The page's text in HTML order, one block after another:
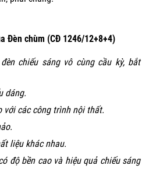
Đèn chùm (CĐ 1246/12+8+4)
chiếu sáng vô cùng cầu kỳ, bắt
dáng.
với các công trình nội thất.
liệu khác nhau.
độ bền cao và hiệu quả chiếu sáng